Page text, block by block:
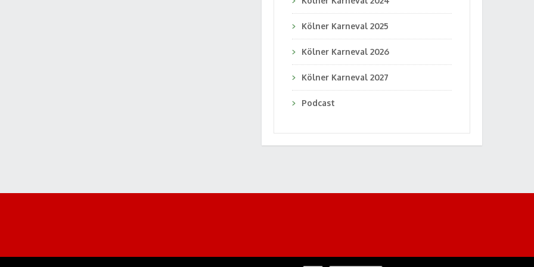
Kölner Karneval 2025
Kölner Karneval 2026
Kölner Karneval 2027
Podcast